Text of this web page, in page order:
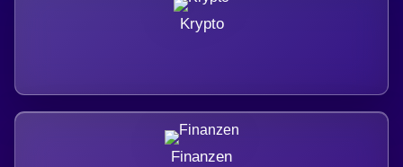
Krypto
Finanzen